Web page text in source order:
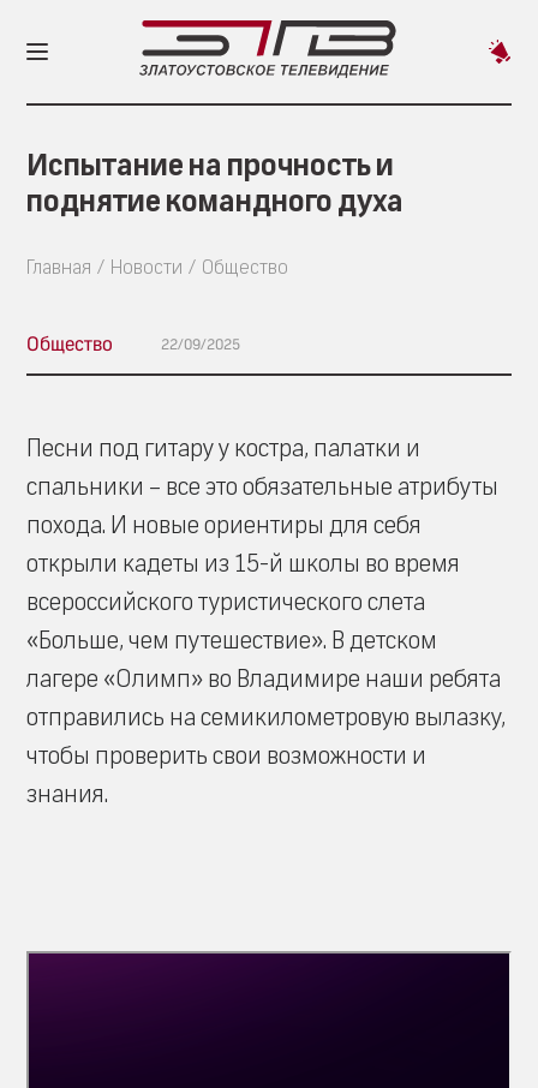
Испытание на прочность и
поднятие командного духа
Главная Новости Общество
Общество 22/09/2025
Песни под гитару у костра, палатки и
спальники – все это обязательные атрибуты
похода. И новые ориентиры для себя
открыли кадеты из 15-й школы во время
всероссийского туристического слета
«Больше, чем путешествие». В детском
лагере «Олимп» во Владимире наши ребята
отправились на семикилометровую вылазку,
чтобы проверить свои возможности и
знания.